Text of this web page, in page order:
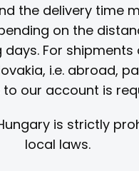
the delivery time
on the
days. For shipments
i.e. abroad,
our account is
is strictly
local laws.